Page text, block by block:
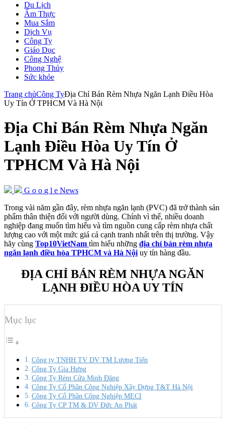
Du Lịch
Ẩm Thực
Mua Sắm
Dịch Vụ
Công Ty
Giáo Dục
Công Nghệ
Phong Thủy
Sức khỏe
Trang chủCông TyĐịa Chỉ Bán Rèm Nhựa Ngăn Lạnh Điều Hòa
Uy Tín Ở TPHCM Và Hà Nội
Địa Chỉ Bán Rèm Nhựa Ngăn
Lạnh Điều Hòa Uy Tín Ở
TPHCM Và Hà Nội
G o o g l e News
Trong vài năm gần đây, rèm nhựa ngăn lạnh (PVC) đã trở thành sản
phẩm thân thiện đối với người dùng. Chính vì thế, nhiều doanh
nghiệp đang muốn tìm hiểu và tìm nguồn cung cấp rèm nhựa chất
lượng cao với một mức giá cả cạnh tranh nhất trên thị trường. Vậy
hãy cùng Top10VietNam tìm hiểu những địa chỉ bán rèm nhựa
ngăn lạnh điều hòa TPHCM và Hà Nội uy tín hàng đầu.
ĐỊA CHỈ BÁN RÈM NHỰA NGĂN
LẠNH ĐIỀU HÒA UY TÍN
Mục lục
Công ty TNHH TV DV TM Lương Tiến
Công Ty Gia Hưng
Công Ty Rèm Cửa Minh Đăng
Công Ty Cổ Phần Công Nghiệp Xây Dựng T&T Hà Nội
Công Ty Cổ Phần Công Nghiệp MECI
Công Ty CP TM & DV Đức An Phát